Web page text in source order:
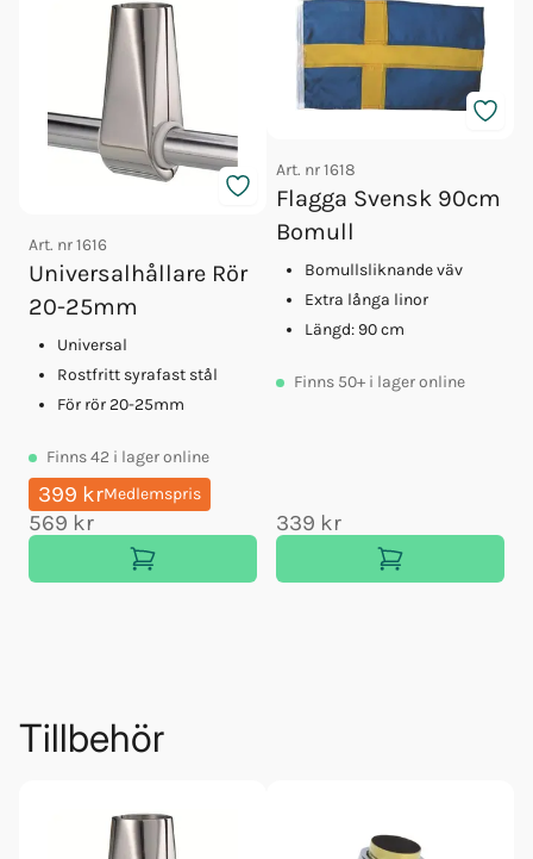
Art. nr1616
Universalhållare Rör
20-25mm
Universal
Rostfritt syrafast stål
För rör 20-25mm
Finns42 i lager online
399 krMedlemspris
569 kr
Art. nr1618
Flagga Svensk 90cm
Bomull
Bomullsliknande väv
Extra långa linor
Längd: 90 cm
Finns 50+ i lager online
339 kr
Tillbehör